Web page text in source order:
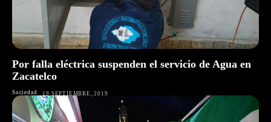
Por falla eléctrica suspenden el servicio de Agua en
Zacatelco
Sociedad 19 SEPTIEMBRE, 2019